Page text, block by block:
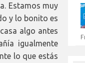
Estamos muy
y lo bonito es
algo antes
igualmente
lo que estás